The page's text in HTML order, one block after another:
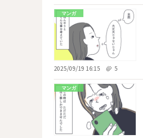
マンガ
2025/09/19 16:15 5
マンガ